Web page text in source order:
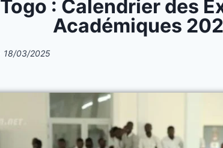
Togo : Calendrier des
Académiques
18/03/2025